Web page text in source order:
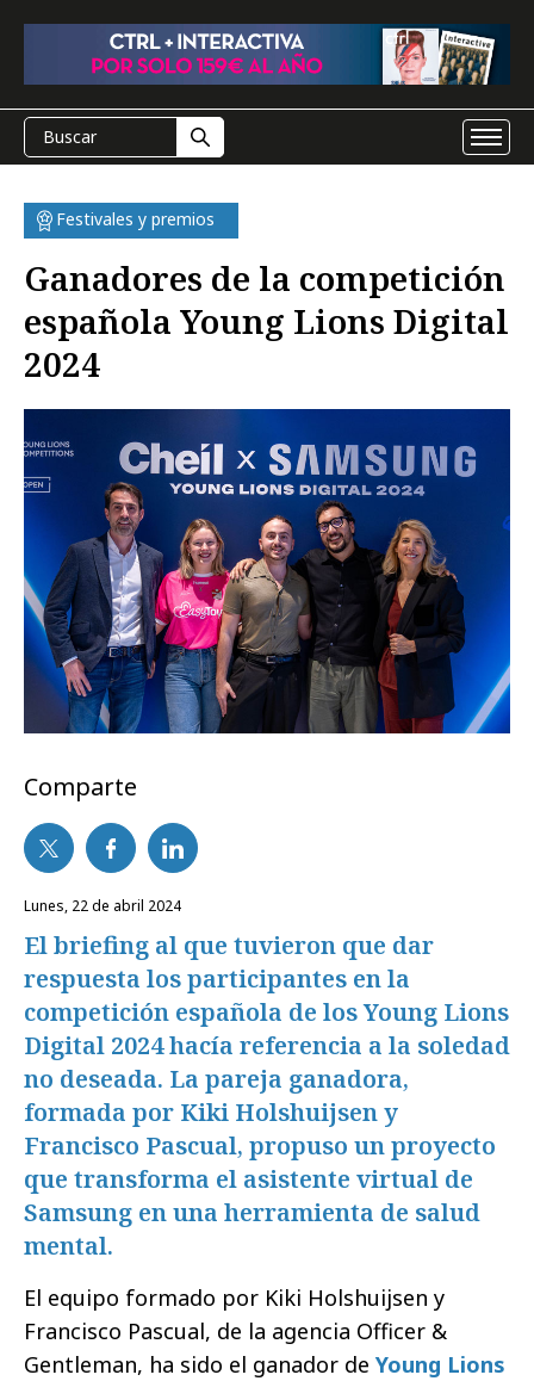
Festivales y premios
Ganadores de la competición
española Young Lions Digital
2024
Comparte
lunes, 22 de abril 2024
El briefing al que tuvieron que dar
respuesta los participantes en la
competición española de los Young Lions
Digital 2024 hacía referencia a la soledad
no deseada. La pareja ganadora,
formada por Kiki Holshuijsen y
Francisco Pascual, propuso un proyecto
que transforma el asistente virtual de
Samsung en una herramienta de salud
mental.
El equipo formado por Kiki Holshuijsen y
Francisco Pascual, de la agencia Officer &
Gentleman, ha sido el ganador de Young Lions